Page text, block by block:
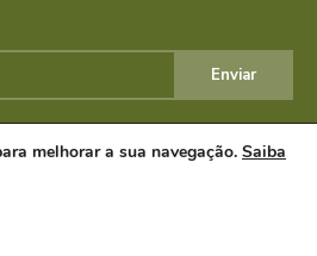
Enviar
2025 Todos os direitos
melhorar a sua navegação. Saiba